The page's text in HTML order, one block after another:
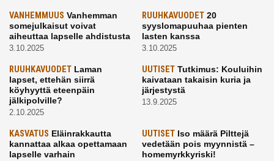
VANHEMMUUS Vanhemman
somejulkaisut voivat
aiheuttaa lapselle ahdistusta
3.10.2025
RUUHKAVUODET20
syyslomapuuhaa pienten
lasten kanssa
3.10.2025
RUUHKAVUODET Laman
lapset, ettehän siirrä
köyhyyttä eteenpäin
jälkipolville?
2.10.2025
UUTISETTutkimus: Kouluihin
kaivataan takaisin kuria ja
järjestystä
13.9.2025
KASVATUS Eläinrakkautta
kannattaa alkaa opettamaan
lapselle varhain
UUTISETIso määrä Pilttejä
vedetään pois myynnistä –
homemyrkkyriski!